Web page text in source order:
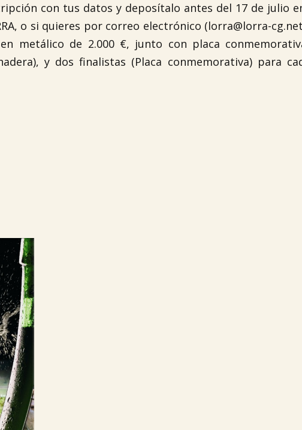
con tus datos y deposítalo antes del 17 de julio
o si quieres por correo electrónico (lorra@lorra-
metálico de 2.000 €, junto con placa
y dos finalistas (Placa conmemorativa) para